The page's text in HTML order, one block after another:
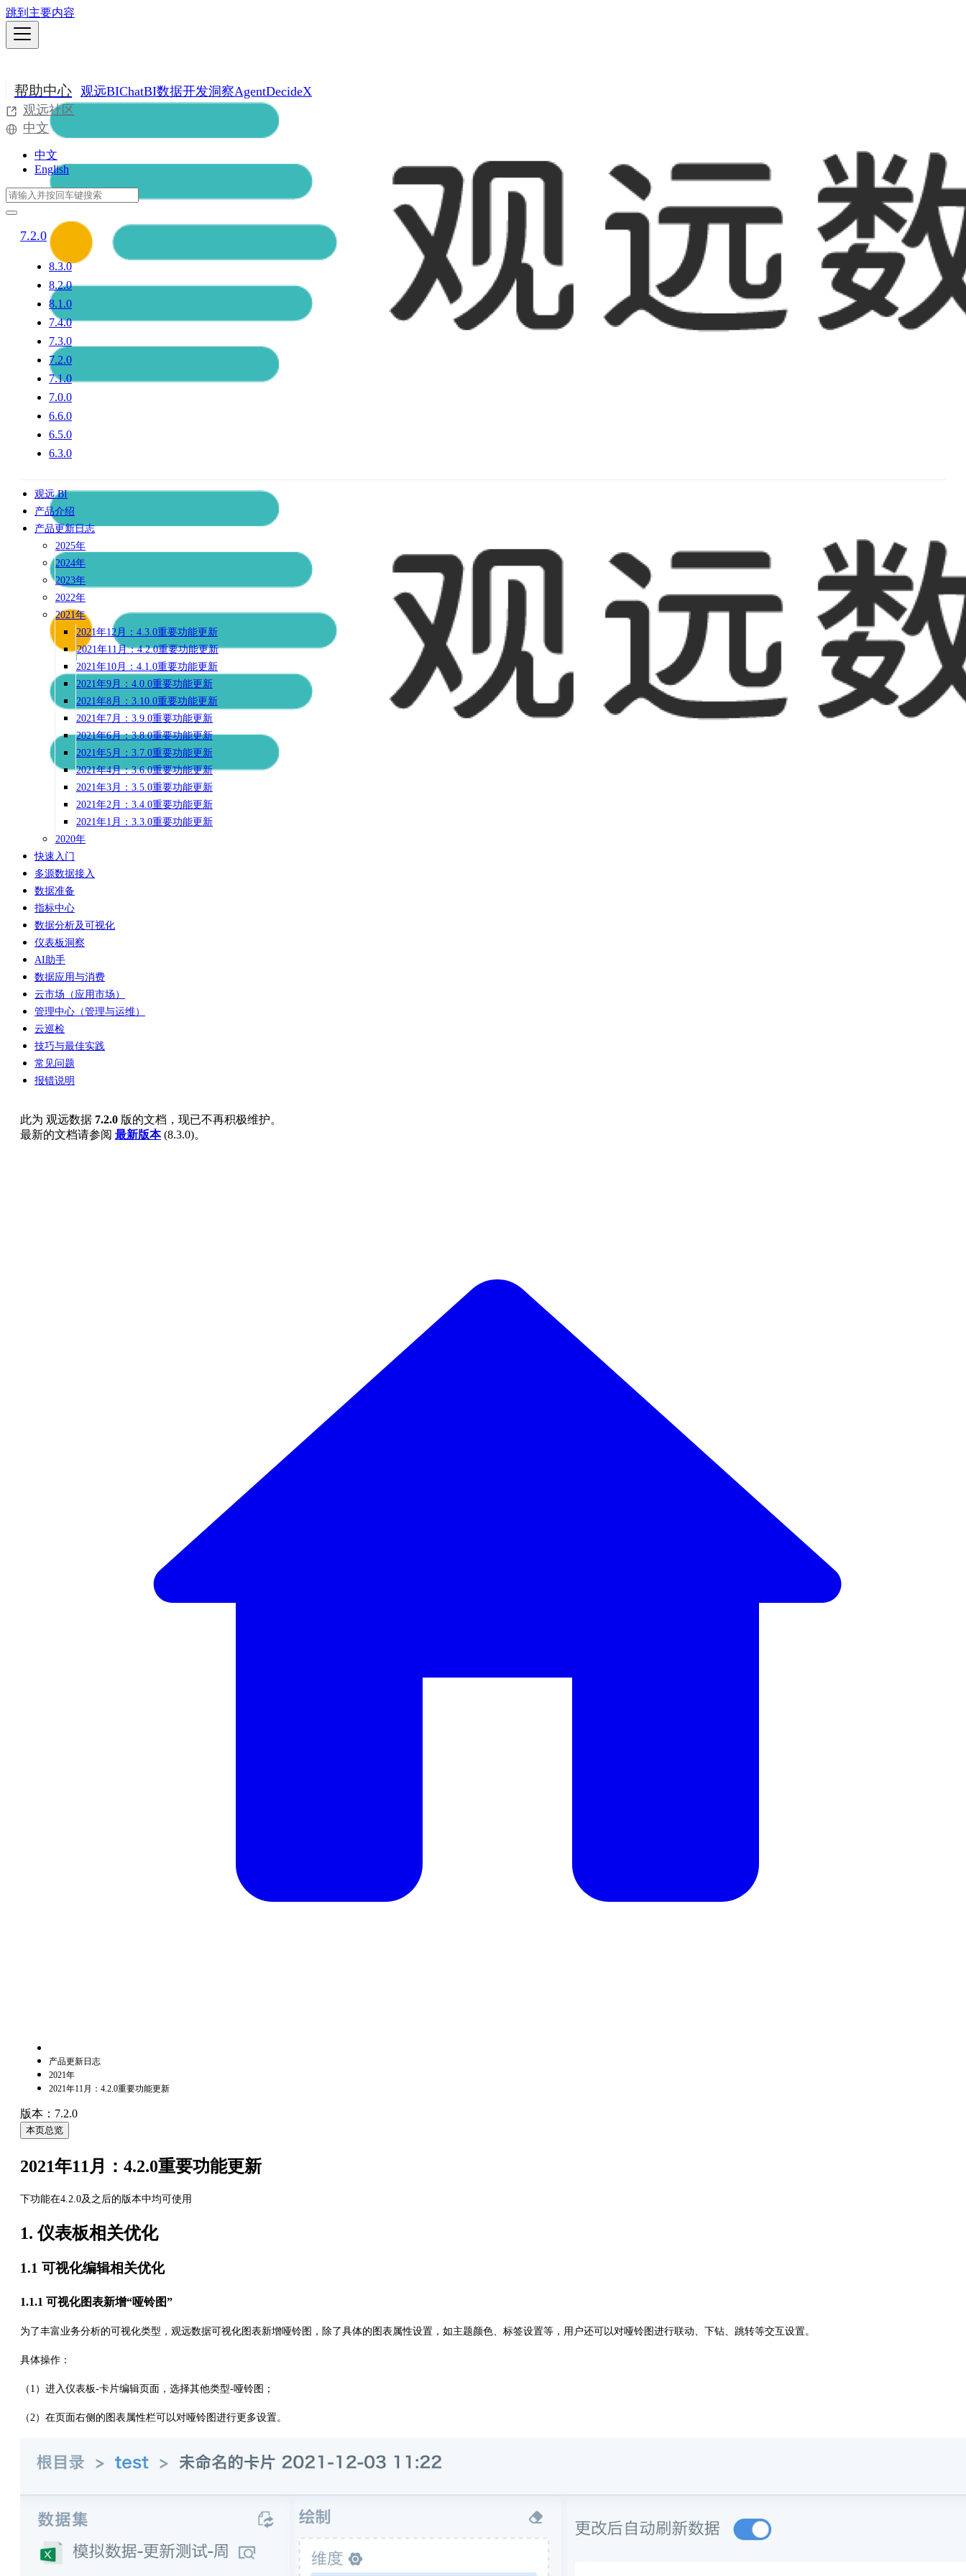
跳到主要内容
帮助中心 观远BIChatBI数据开发洞察AgentDecideX
观远社区
中文
中文
English
7.2.0
8.3.0
8.2.0
8.1.0
7.4.0
7.3.0
7.2.0
7.1.0
7.0.0
6.6.0
6.5.0
6.3.0
观远 BI
产品介绍
产品更新日志
2025年
2024年
2023年
2022年
2021年
2021年12月：4.3.0重要功能更新
2021年11月：4.2.0重要功能更新
2021年10月：4.1.0重要功能更新
2021年9月：4.0.0重要功能更新
2021年8月：3.10.0重要功能更新
2021年7月：3.9.0重要功能更新
2021年6月：3.8.0重要功能更新
2021年5月：3.7.0重要功能更新
2021年4月：3.6.0重要功能更新
2021年3月：3.5.0重要功能更新
2021年2月：3.4.0重要功能更新
2021年1月：3.3.0重要功能更新
2020年
快速入门
多源数据接入
数据准备
指标中心
数据分析及可视化
仪表板洞察
AI助手
数据应用与消费
云市场（应用市场）
管理中心（管理与运维）
云巡检
技巧与最佳实践
常见问题
报错说明
此为 观远数据 7.2.0 版的文档，现已不再积极维护。
最新的文档请参阅 最新版本(8.3.0)。
产品更新日志
2021年
2021年11月：4.2.0重要功能更新
版本：7.2.0
本页总览
2021年11月：4.2.0重要功能更新
下功能在4.2.0及之后的版本中均可使用
1. 仪表板相关优化
1.1 可视化编辑相关优化
1.1.1 可视化图表新增“哑铃图”
为了丰富业务分析的可视化类型，观远数据可视化图表新增哑铃图，除了具体的图表属性设置，如主题颜色、标签设置等，用户还可以对哑铃图进行联动、下钻、跳转等交互设置。
具体操作：
（1）进入仪表板-卡片编辑页面，选择其他类型-哑铃图；
（2）在页面右侧的图表属性栏可以对哑铃图进行更多设置。